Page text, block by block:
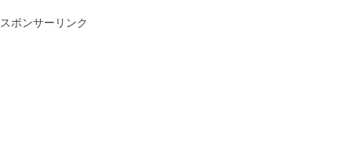
スポンサーリンク